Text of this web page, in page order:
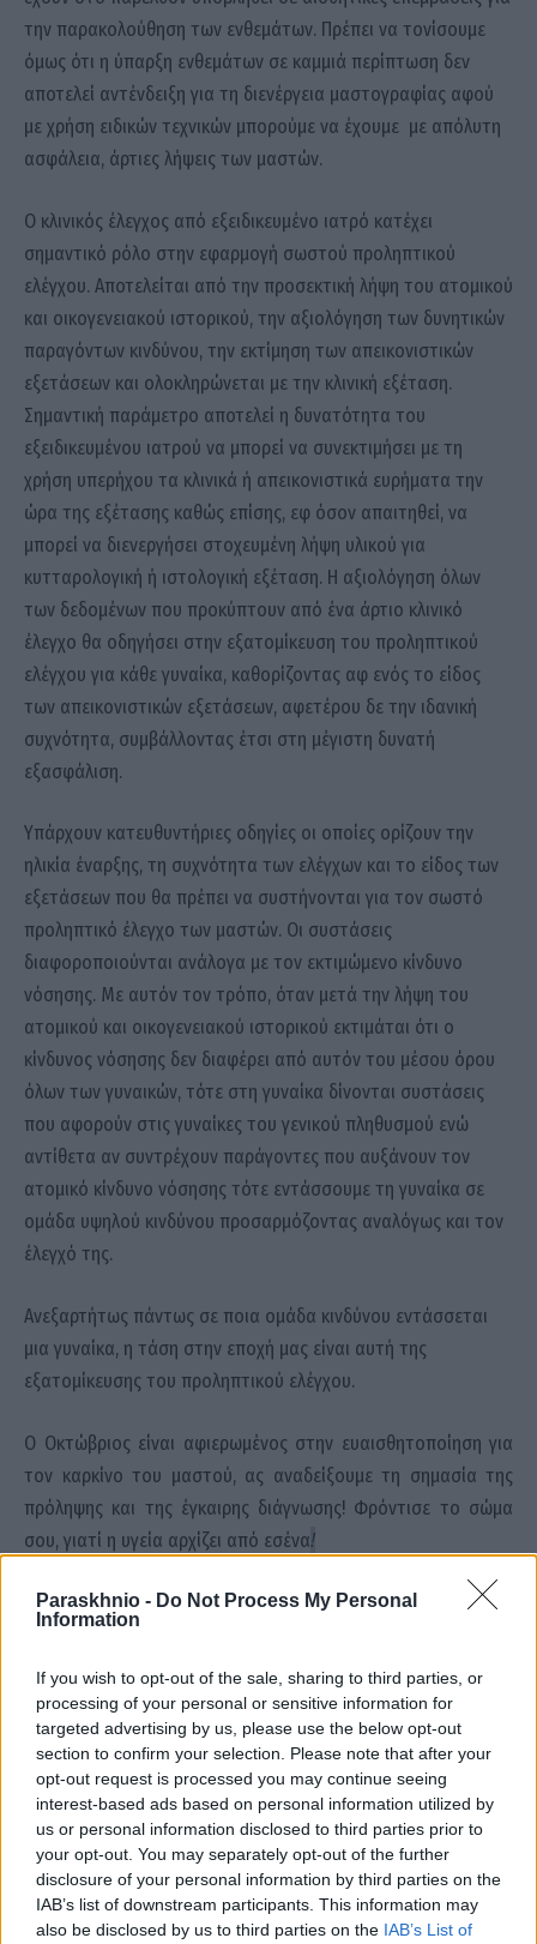
Paraskhnio - Do Not Process My Personal
Information
If you wish to opt-out of the sale, sharing to third parties, or
processing of your personal or sensitive information for
targeted advertising by us, please use the below opt-out
section to confirm your selection. Please note that after your
opt-out request is processed you may continue seeing
interest-based ads based on personal information utilized by
us or personal information disclosed to third parties prior to
your opt-out. You may separately opt-out of the further
disclosure of your personal information by third parties on the
IAB’s list of downstream participants. This information may
also be disclosed by us to third parties on the IAB’s List of
την παρακολούθηση των ενθεμάτων. Πρέπει να τονίσουμε
όμως ότι η ύπαρξη ενθεμάτων σε καμμιά περίπτωση δεν
αποτελεί αντένδειξη για τη διενέργεια μαστογραφίας αφού
με χρήση ειδικών τεχνικών μπορούμε να έχουμε με απόλυτη
ασφάλεια, άρτιες λήψεις των μαστών.
Ο κλινικός έλεγχος από εξειδικευμένο ιατρό κατέχει
σημαντικό ρόλο στην εφαρμογή σωστού προληπτικού
ελέγχου. Αποτελείται από την προσεκτική λήψη του ατομικού
και οικογενειακού ιστορικού, την αξιολόγηση των δυνητικών
παραγόντων κινδύνου, την εκτίμηση των απεικονιστικών
εξετάσεων και ολοκληρώνεται με την κλινική εξέταση.
Σημαντική παράμετρο αποτελεί η δυνατότητα του
εξειδικευμένου ιατρού να μπορεί να συνεκτιμήσει με τη
χρήση υπερήχου τα κλινικά ή απεικονιστικά ευρήματα την
ώρα της εξέτασης καθώς επίσης, εφ όσον απαιτηθεί, να
μπορεί να διενεργήσει στοχευμένη λήψη υλικού για
κυτταρολογική ή ιστολογική εξέταση. Η αξιολόγηση όλων
των δεδομένων που προκύπτουν από ένα άρτιο κλινικό
έλεγχο θα οδηγήσει στην εξατομίκευση του προληπτικού
ελέγχου για κάθε γυναίκα, καθορίζοντας αφ ενός το είδος
των απεικονιστικών εξετάσεων, αφετέρου δε την ιδανική
συχνότητα, συμβάλλοντας έτσι στη μέγιστη δυνατή
εξασφάλιση.
Υπάρχουν κατευθυντήριες οδηγίες οι οποίες ορίζουν την
ηλικία έναρξης, τη συχνότητα των ελέγχων και το είδος των
εξετάσεων που θα πρέπει να συστήνονται για τον σωστό
προληπτικό έλεγχο των μαστών. Οι συστάσεις
διαφοροποιούνται ανάλογα με τον εκτιμώμενο κίνδυνο
νόσησης. Με αυτόν τον τρόπο, όταν μετά την λήψη του
ατομικού και οικογενειακού ιστορικού εκτιμάται ότι ο
κίνδυνος νόσησης δεν διαφέρει από αυτόν του μέσου όρου
όλων των γυναικών, τότε στη γυναίκα δίνονται συστάσεις
που αφορούν στις γυναίκες του γενικού πληθυσμού ενώ
αντίθετα αν συντρέχουν παράγοντες που αυξάνουν τον
ατομικό κίνδυνο νόσησης τότε εντάσσουμε τη γυναίκα σε
ομάδα υψηλού κινδύνου προσαρμόζοντας αναλόγως και τον
έλεγχό της.
Ανεξαρτήτως πάντως σε ποια ομάδα κινδύνου εντάσσεται
μια γυναίκα, η τάση στην εποχή μας είναι αυτή της
εξατομίκευσης του προληπτικού ελέγχου.
Ο Οκτώβριος είναι αφιερωμένος στην ευαισθητοποίηση για
τον καρκίνο του μαστού, ας αναδείξουμε τη σημασία της
πρόληψης και της έγκαιρης διάγνωσης! Φρόντισε το σώμα
σου, γιατί η υγεία αρχίζει από εσένα!
Αναπλ. Διευθυντής Δ’ Κλινικής Μαστού,
ΜΗΤΕΡΑ